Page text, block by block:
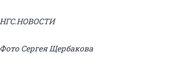
НГС.НОВОСТИ
Фото Сергея Щербакова